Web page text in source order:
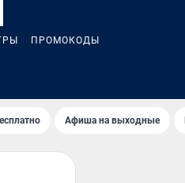
ПРОМОКОДЫ
Афиша на выходные